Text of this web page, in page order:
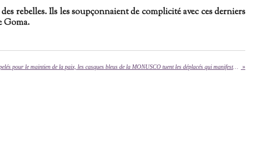
rebelles. Ils les soupçonnaient de complicité avec ces derniers
Goma.
Nyiragongo: appelés pour le maintien de la paix, les casques bleus de la MONUSCO tuent les déplacés qui manifestaient. Est-ce vers l'instrumentalisation de droit de l'homme par l'ONU ? »